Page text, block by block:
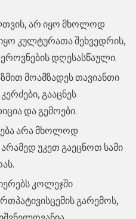
არ იყო მხოლოდ
კულტურათა შეხვედრის,
დღესასწაული.
მოამზადეს თავიანთი
გააცნეს
და გემოები.
არა მხოლოდ
უკეთ გაეცნოთ სამი
კოლეჯში
გარემოს,